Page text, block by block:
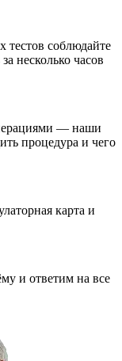
соблюдайте
несколько часов
— наши
процедура и чего
карта и
и ответим на все